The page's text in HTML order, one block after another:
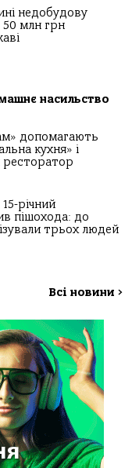
недобудову
50 млн грн
насильство
допомагають
кухня» і
ресторатор
річний
пішохода: до
трьох людей
Всі новини >